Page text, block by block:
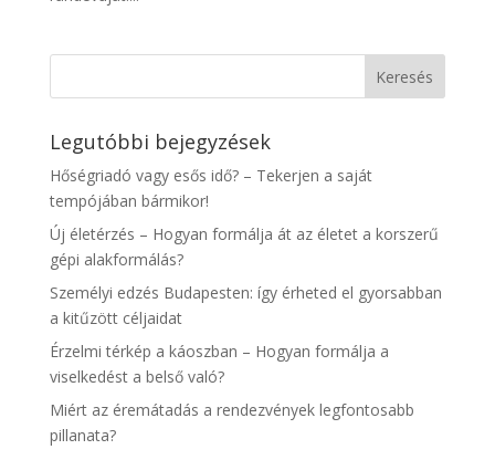
Legutóbbi bejegyzések
Hőségriadó vagy esős idő? – Tekerjen a saját
tempójában bármikor!
Új életérzés – Hogyan formálja át az életet a korszerű
gépi alakformálás?
Személyi edzés Budapesten: így érheted el gyorsabban
a kitűzött céljaidat
Érzelmi térkép a káoszban – Hogyan formálja a
viselkedést a belső való?
Miért az éremátadás a rendezvények legfontosabb
pillanata?